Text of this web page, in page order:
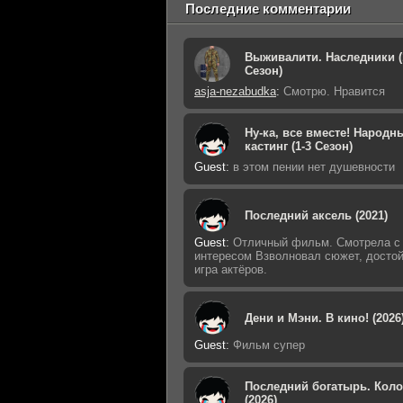
Последние комментарии
Выживалити. Наследники
Сезон)
asja-nezabudka: Смотрю. Нравится
Ну-ка, все вместе!
кастинг (1-3 Сезон)
Guest: в этом пении нет душевности
Последний аксель (2021)
Guest: Отличный фильм. Смотрела с
интересом Взволновал сюжет,
игра актёров.
Дени и Мэни. В кино!
Guest: Фильм супер
Последний богатырь.
(2026)